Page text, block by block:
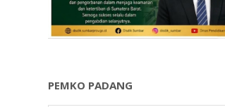
PEMKO PADANG